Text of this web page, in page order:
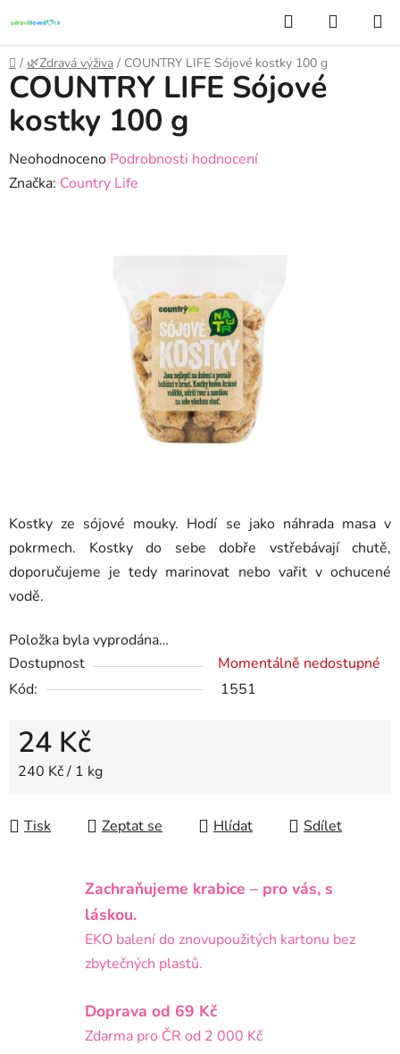
na
obsah
Hledat
KOŠÍK
Domů
/ 🌿Zdravá výživa / COUNTRY LIFE Sójové kostky 100 g
Kostky ze sójové mouky. Hodí se jako náhrada masa v
pokrmech. Kostky do sebe dobře vstřebávají chutě,
doporučujeme je tedy marinovat nebo vařit v ochucené
vodě.
Položka byla vyprodána…
Dostupnost
Momentálně nedostupné
Kód:
1551
24 Kč
Měrná cena:
240 Kč / 1 kg
Tisk Zeptat se Hlídat Sdílet
COUNTRY LIFE Sójové
kostky 100 g
Průměrné
hodnocení
Neohodnoceno Podrobnosti hodnocení
Značka: Country Life
Zachraňujeme krabice – pro vás, s
láskou.
EKO balení do znovupoužitých kartonu bez
zbytečných plastů.
Doprava od 69 Kč
Zdarma pro ČR od 2 000 Kč